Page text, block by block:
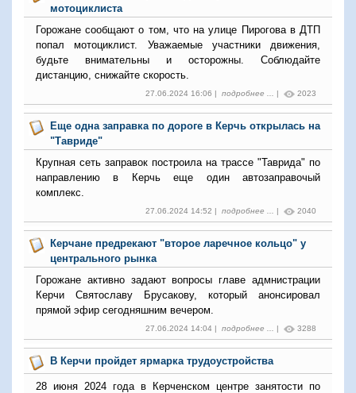
мотоциклиста
Горожане сообщают о том, что на улице Пирогова в ДТП
попал мотоциклист. Уважаемые участники движения,
будьте внимательны и осторожны. Соблюдайте
дистанцию, снижайте скорость.
27.06.2024 16:06 | подробнее ... | 2023
Еще одна заправка по дороге в Керчь открылась на
"Тавриде"
Крупная сеть заправок построила на трассе "Таврида" по
направлению в Керчь еще один автозаправочый
комплекс.
27.06.2024 14:52 | подробнее ... | 2040
Керчане предрекают "второе ларечное кольцо" у
центрального рынка
Горожане активно задают вопросы главе адмнистрации
Керчи Святославу Брусакову, который анонсировал
прямой эфир сегодняшним вечером.
27.06.2024 14:04 | подробнее ... | 3288
В Керчи пройдет ярмарка трудоустройства
28 июня 2024 года в Керченском центре занятости по